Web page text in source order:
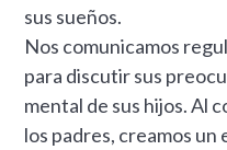
sus sueños.
Nos comunicamos
para discutir sus
mental de sus hijos. Al
los padres, creamos